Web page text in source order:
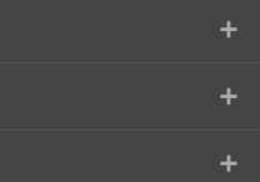
+
+
+